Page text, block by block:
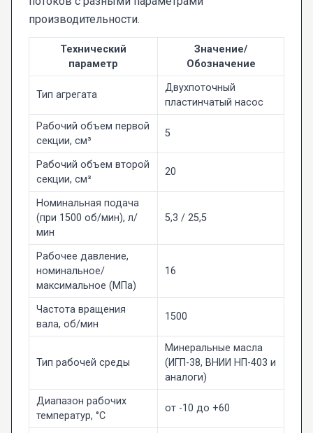
производительности.
Технический
параметр
Значение/
Обозначение
Тип агрегата
Двухпоточный
пластинчатый насос
Рабочий объем первой
секции, см³
5
Рабочий объем второй
секции, см³
20
Номинальная подача
(при 1500 об/мин), л/
мин
5,3 / 25,5
Рабочее давление,
номинальное/
максимальное (МПа)
16
Частота вращения
вала, об/мин
1500
Тип рабочей среды
Минеральные масла
(ИГП-38, ВНИИ НП-403 и
аналоги)
Диапазон рабочих
температур, °С
от -10 до +60